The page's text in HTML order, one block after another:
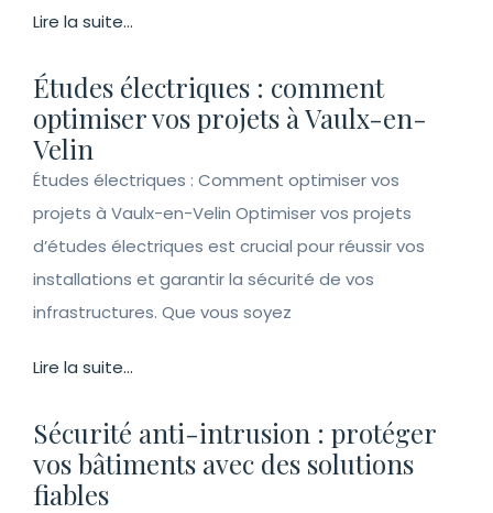
Lire la suite...
Études électriques : comment
optimiser vos projets à Vaulx-en-
Velin
Études électriques : Comment optimiser vos
projets à Vaulx-en-Velin Optimiser vos projets
d’études électriques est crucial pour réussir vos
installations et garantir la sécurité de vos
infrastructures. Que vous soyez
Lire la suite...
Sécurité anti-intrusion : protéger
vos bâtiments avec des solutions
fiables